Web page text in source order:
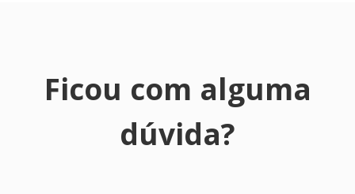
Ficou com alguma
dúvida?